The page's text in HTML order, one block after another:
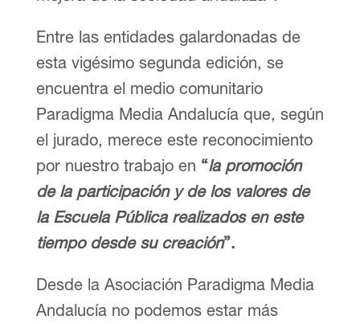
Entre las entidades galardonadas de
esta vigésimo segunda edición, se
encuentra el medio comunitario
Paradigma Media Andalucía que, según
el jurado, merece este reconocimiento
por nuestro trabajo en “la promoción
de la participación y de los valores de
la Escuela Pública realizados en este
tiempo desde su creación”.
Desde la Asociación Paradigma Media
Andalucía no podemos estar más